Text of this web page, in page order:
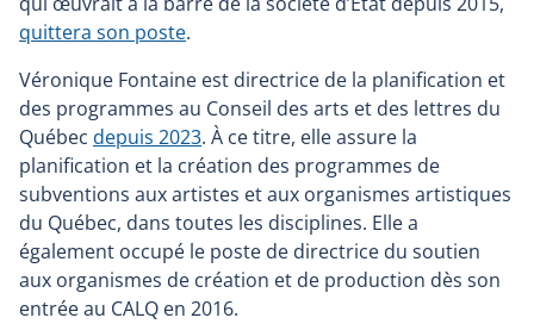
quittera son poste.
Véronique Fontaine est directrice de la planification et
des programmes au Conseil des arts et des lettres du
Québec depuis 2023. À ce titre, elle assure la
planification et la création des programmes de
subventions aux artistes et aux organismes artistiques
du Québec, dans toutes les disciplines. Elle a
également occupé le poste de directrice du soutien
aux organismes de création et de production dès son
entrée au CALQ en 2016.